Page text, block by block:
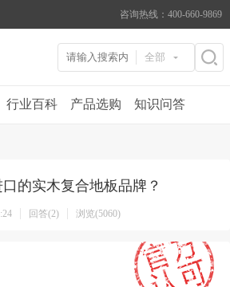
咨询热线：400-660-9869
全部
行业百科 产品选购 知识问答
的实木复合地板品牌？
回答(2) 浏览(5060)